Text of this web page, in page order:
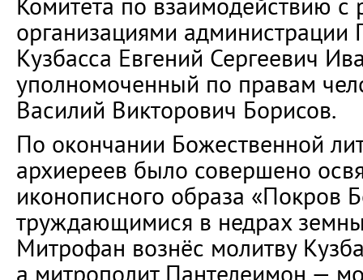
организациями администрации
Кузбасса Евгений Сергеевич
уполномоченный по правам
Василий Викторович Борисов.
По окончании Божественной
архиереев было совершено
иконописного образа «Покров
труждающимися в недрах
Митрофан вознёс молитву
а митрополит Пантелеимон —